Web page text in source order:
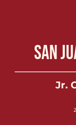
San
Jr.